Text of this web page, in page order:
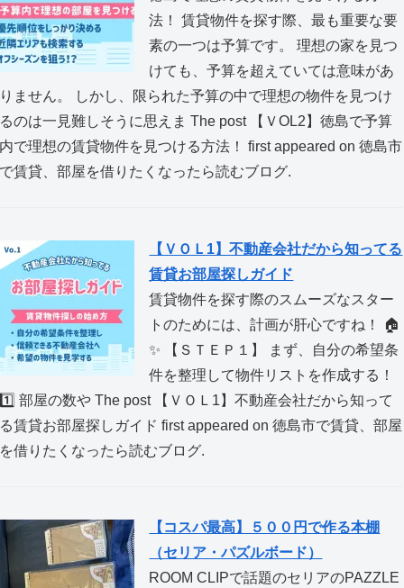
法！ 賃貸物件を探す際、最も重要な要
素の一つは予算です。 理想の家を見つ
けても、予算を超えていては意味があ
りません。 しかし、限られた予算の中で理想の物件を見つけ
るのは一見難しそうに思えま The post 【ＶOL2】徳島で予算
内で理想の賃貸物件を見つける方法！ first appeared on 徳島市
で賃貸、部屋を借りたくなったら読むブログ.
【ＶＯＬ1】不動産会社だから知ってる
賃貸お部屋探しガイド
賃貸物件を探す際のスムーズなスター
トのためには、計画が肝心ですね！ 🏠
✨ 【ＳＴＥＰ１】 まず、自分の希望条
件を整理して物件リストを作成する！
1️⃣ 部屋の数や The post 【ＶＯＬ1】不動産会社だから知って
る賃貸お部屋探しガイド first appeared on 徳島市で賃貸、部屋
を借りたくなったら読むブログ.
【コスパ最高】５００円で作る本棚
（セリア・パズルボード）
ROOM CLIPで話題のセリアのPAZZLE